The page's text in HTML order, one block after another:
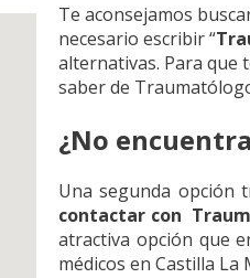
Te aconsejamos
necesario escribir “
alternativas. Para que
saber de
¿No
Una segunda opción
contactar con
atractiva opción que
médicos en Castilla La